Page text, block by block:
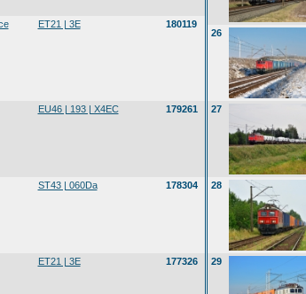
ET21 | 3E 180119
EU46 | 193 | X4EC 179261
ST43 | 060Da 178304
ET21 | 3E 177326
26
27
28
29